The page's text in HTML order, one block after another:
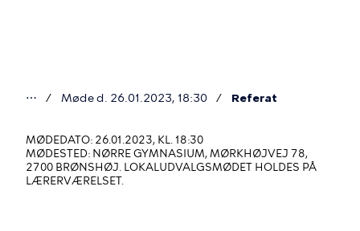
er
her
⋯ Møde d. 26.01.2023, 18:30 Referat
MØDEDATO: 26.01.2023, KL. 18:30
MØDESTED: NØRRE GYMNASIUM, MØRKHØJVEJ 78,
2700 BRØNSHØJ. LOKALUDVALGSMØDET HOLDES PÅ
LÆRERVÆRELSET.